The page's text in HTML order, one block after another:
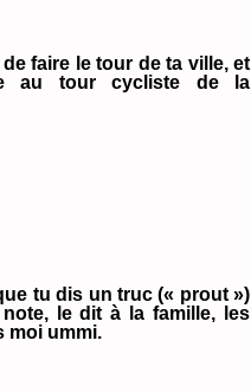
faire le tour de ta ville, et
au tour cycliste de la
tu dis un truc (« prout »)
le dit à la famille, les
moi ummi.